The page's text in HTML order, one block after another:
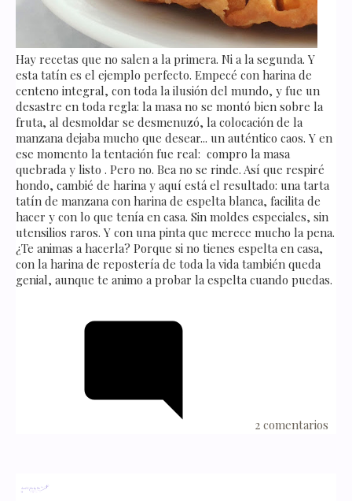
Hay recetas que no salen a la primera. Ni a la segunda. Y
esta tatín es el ejemplo perfecto. Empecé con harina de
centeno integral, con toda la ilusión del mundo, y fue un
desastre en toda regla: la masa no se montó bien sobre la
fruta, al desmoldar se desmenuzó, la colocación de la
manzana dejaba mucho que desear... un auténtico caos. Y en
ese momento la tentación fue real: compro la masa
quebrada y listo . Pero no. Bea no se rinde. Así que respiré
hondo, cambié de harina y aquí está el resultado: una tarta
tatín de manzana con harina de espelta blanca, facilita de
hacer y con lo que tenía en casa. Sin moldes especiales, sin
utensilios raros. Y con una pinta que merece mucho la pena.
¿Te animas a hacerla? Porque si no tienes espelta en casa,
con la harina de repostería de toda la vida también queda
genial, aunque te animo a probar la espelta cuando puedas.
2 comentarios